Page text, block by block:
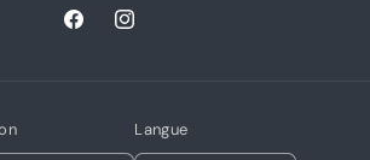
FacebookInstagram
Langue